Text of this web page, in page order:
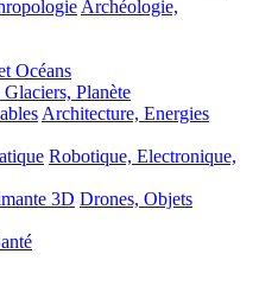
Archéologie,
Océans
Planète
Architecture, Energies
Robotique, Electronique,
3D Drones, Objets